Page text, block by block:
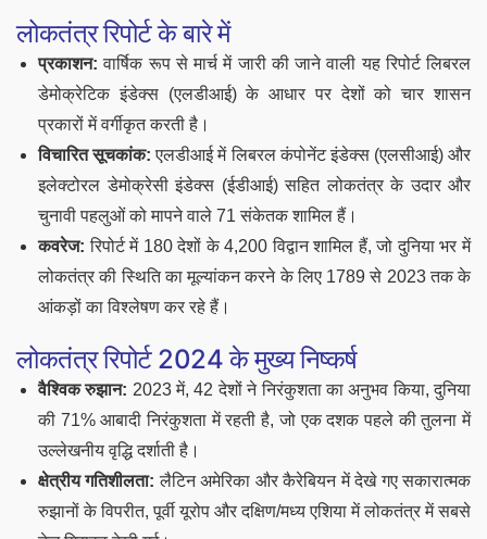
लोकतंत्र रिपोर्ट के बारे में
प्रकाशन: वार्षिक रूप से मार्च में जारी की जाने वाली यह रिपोर्ट लिबरल
डेमोक्रेटिक इंडेक्स (एलडीआई) के आधार पर देशों को चार शासन
प्रकारों में वर्गीकृत करती है।
विचारित सूचकांक: एलडीआई में लिबरल कंपोनेंट इंडेक्स (एलसीआई) और
इलेक्टोरल डेमोक्रेसी इंडेक्स (ईडीआई) सहित लोकतंत्र के उदार और
चुनावी पहलुओं को मापने वाले 71 संकेतक शामिल हैं।
कवरेज: रिपोर्ट में 180 देशों के 4,200 विद्वान शामिल हैं, जो दुनिया भर में
लोकतंत्र की स्थिति का मूल्यांकन करने के लिए 1789 से 2023 तक के
आंकड़ों का विश्लेषण कर रहे हैं।
लोकतंत्र रिपोर्ट 2024 के मुख्य निष्कर्ष
वैश्विक रुझान: 2023 में, 42 देशों ने निरंकुशता का अनुभव किया, दुनिया
की 71% आबादी निरंकुशता में रहती है, जो एक दशक पहले की तुलना में
उल्लेखनीय वृद्धि दर्शाती है।
क्षेत्रीय गतिशीलता: लैटिन अमेरिका और कैरेबियन में देखे गए सकारात्मक
रुझानों के विपरीत, पूर्वी यूरोप और दक्षिण/मध्य एशिया में लोकतंत्र में सबसे